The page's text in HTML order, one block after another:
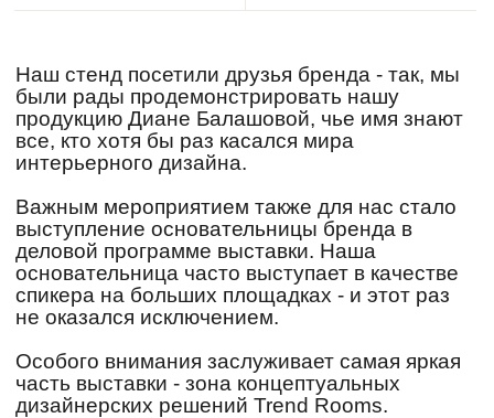
Наш стенд посетили друзья бренда - так, мы
были рады продемонстрировать нашу
продукцию Диане Балашовой, чье имя знают
все, кто хотя бы раз касался мира
интерьерного дизайна.
Важным мероприятием также для нас стало
выступление основательницы бренда в
деловой программе выставки. Наша
основательница часто выступает в качестве
спикера на больших площадках - и этот раз
не оказался исключением.
Особого внимания заслуживает самая яркая
часть выставки - зона концептуальных
дизайнерских решений Trend Rooms.